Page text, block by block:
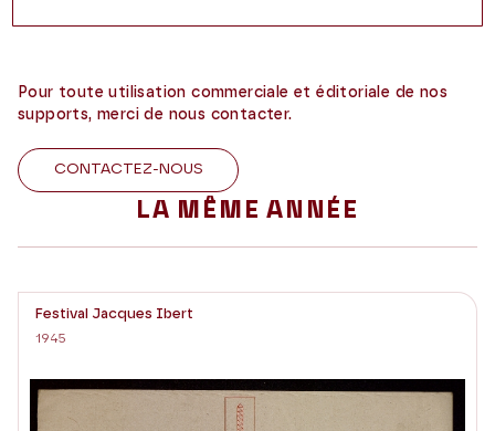
Pour toute utilisation commerciale et éditoriale de nos
supports, merci de nous contacter.
CONTACTEZ-NOUS
LA MÊME ANNÉE
Festival Jacques Ibert
1945